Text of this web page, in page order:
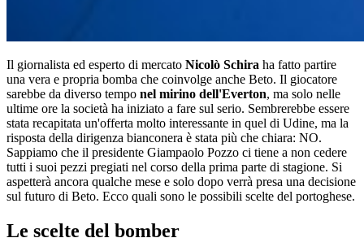
Il giornalista ed esperto di mercato Nicolò Schira ha fatto partire
una vera e propria bomba che coinvolge anche Beto. Il giocatore
sarebbe da diverso tempo nel mirino dell'Everton, ma solo nelle
ultime ore la società ha iniziato a fare sul serio. Sembrerebbe essere
stata recapitata un'offerta molto interessante in quel di Udine, ma la
risposta della dirigenza bianconera è stata più che chiara: NO.
Sappiamo che il presidente Giampaolo Pozzo ci tiene a non cedere
tutti i suoi pezzi pregiati nel corso della prima parte di stagione. Si
aspetterà ancora qualche mese e solo dopo verrà presa una decisione
sul futuro di Beto. Ecco quali sono le possibili scelte del portoghese.
Le scelte del bomber